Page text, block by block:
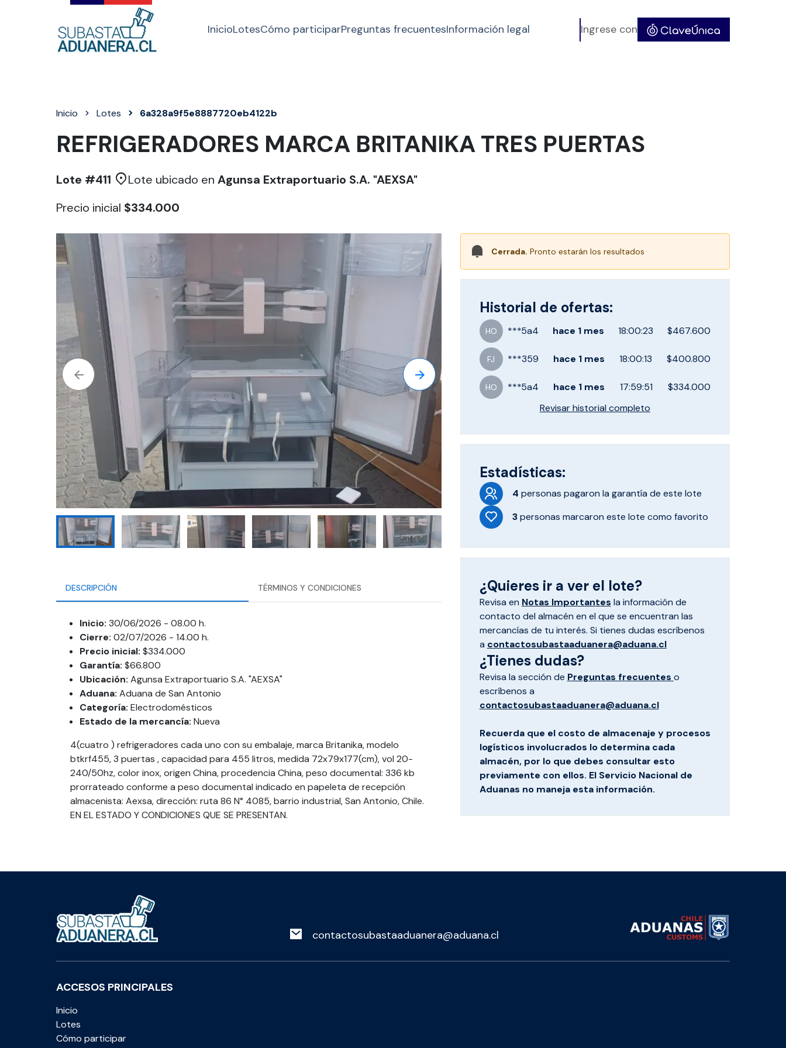
InicioLotesCómo participarPreguntas frecuentesInformación legal Ingrese con
Inicio Lotes 6a328a9f5e8887720eb4122b
REFRIGERADORES MARCA BRITANIKA TRES PUERTAS
Lote #411 Lote ubicado en Agunsa Extraportuario S.A. "AEXSA"
Precio inicial $334.000
DESCRIPCIÓN TÉRMINOS Y CONDICIONES
Inicio: 30/06/2026 - 08.00 h.
Cierre: 02/07/2026 - 14.00 h.
Precio inicial: $334.000
Garantía: $66.800
Ubicación: Agunsa Extraportuario S.A. "AEXSA"
Aduana: Aduana de San Antonio
Categoría: Electrodomésticos
Estado de la mercancía: Nueva
4(cuatro ) refrigeradores cada uno con su embalaje, marca Britanika, modelo
btkrf455, 3 puertas , capacidad para 455 litros, medida 72x79x177(cm), vol 20-
240/50hz, color inox, origen China, procedencia China, peso documental: 336 kb
prorrateado conforme a peso documental indicado en papeleta de recepción
almacenista: Aexsa, dirección: ruta 86 N° 4085, barrio industrial, San Antonio, Chile.
EN EL ESTADO Y CONDICIONES QUE SE PRESENTAN.
Cerrada. Pronto estarán los resultados
Historial de ofertas:
HO ***5a4 hace 1 mes 18:00:23 $467.600
FJ ***359 hace 1 mes 18:00:13 $400.800
HO ***5a4 hace 1 mes 17:59:51
$334.000
Revisar historial completo
Estadísticas:
4 personas pagaron la garantía de este lote
3 personas marcaron este lote como favorito
¿Quieres ir a ver el lote?
Revisa en Notas Importantes la información de
contacto del almacén en el que se encuentran las
mercancías de tu interés. Si tienes dudas escríbenos
a contactosubastaaduanera@aduana.cl
¿Tienes dudas?
Revisa la sección de Preguntas frecuentes o
escríbenos a
contactosubastaaduanera@aduana.cl
Recuerda que el costo de almacenaje y procesos
logísticos involucrados lo determina cada
almacén, por lo que debes consultar esto
previamente con ellos. El Servicio Nacional de
Aduanas no maneja esta información.
contactosubastaaduanera@aduana.cl
ACCESOS PRINCIPALES
Inicio
Lotes
Cómo participar